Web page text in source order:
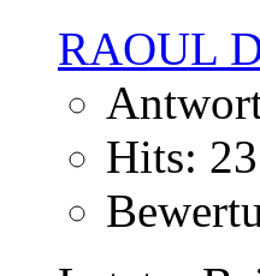
RAOUL
Hits: